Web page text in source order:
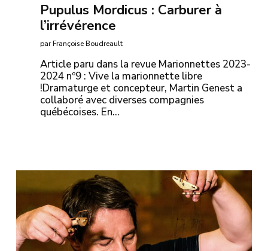
Pupulus Mordicus : Carburer à
l’irrévérence
par Françoise Boudreault
Article paru dans la revue Marionnettes 2023-
2024 nº9 : Vive la marionnette libre
!Dramaturge et concepteur, Martin Genest a
collaboré avec diverses compagnies
québécoises. En…